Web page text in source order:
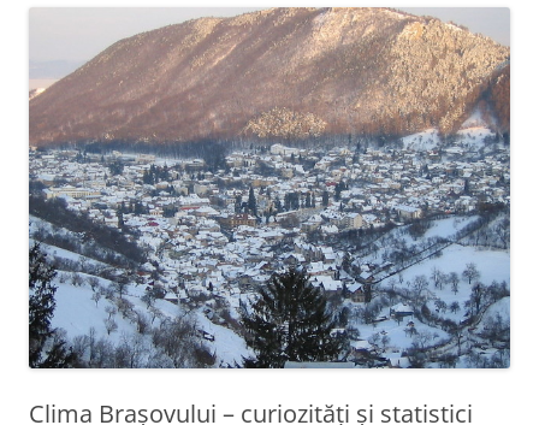
Clima Brașovului – curiozități și statistici